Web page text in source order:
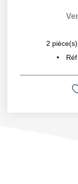
2 pièce(s)